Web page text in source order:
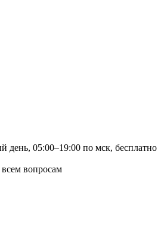
день, 05:00–19:00 по мск, бесплатно
вопросам